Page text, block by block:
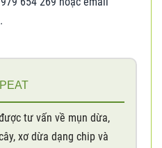
tư vấn về mụn dừa,
xơ dừa dạng chip và